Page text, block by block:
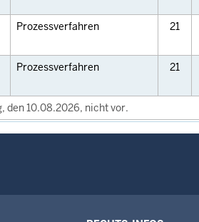
Prozessverfahren 21
Prozessverfahren 21
den 10.08.2026, nicht vor.